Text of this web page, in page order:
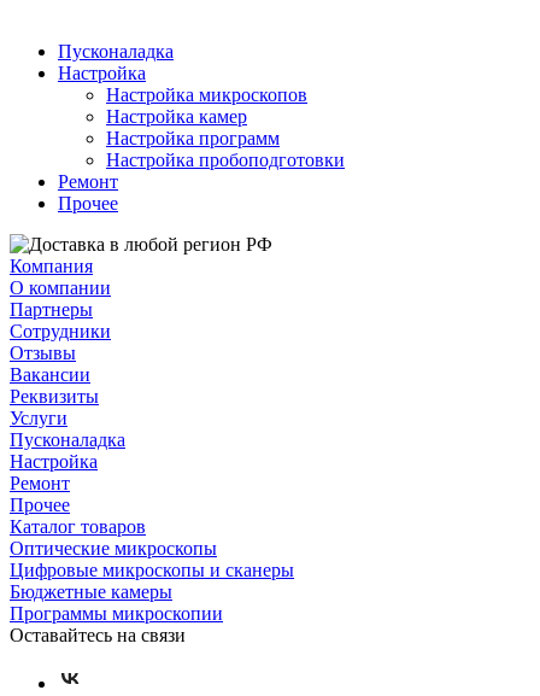
Пусконаладка
Настройка
Настройка микроскопов
Настройка камер
Настройка программ
Настройка пробоподготовки
Ремонт
Прочее
Компания
О компании
Партнеры
Сотрудники
Отзывы
Вакансии
Реквизиты
Услуги
Пусконаладка
Настройка
Ремонт
Прочее
Каталог товаров
Оптические микроскопы
Цифровые микроскопы и сканеры
Бюджетные камеры
Программы микроскопии
Оставайтесь на связи